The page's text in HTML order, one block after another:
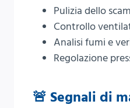
Pulizia dello
Controllo
Analisi fumi e
Regolazione
🚨 Segnali di